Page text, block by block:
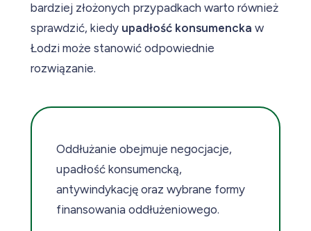
bardziej złożonych przypadkach warto również
sprawdzić, kiedy upadłość konsumencka w
Łodzi może stanowić odpowiednie
rozwiązanie.
Oddłużanie obejmuje negocjacje,
upadłość konsumencką,
antywindykację oraz wybrane formy
finansowania oddłużeniowego.